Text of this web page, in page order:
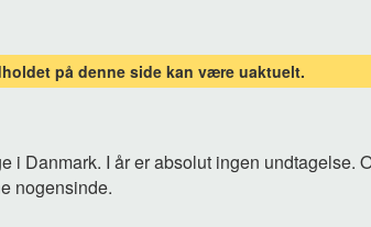
på denne side kan være uaktuelt.
i Danmark. I år er absolut ingen undtagelse.
nogensinde.